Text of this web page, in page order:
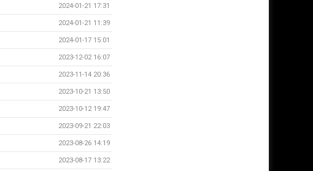
2024-01-21 17:31
2024-01-21 11:39
2024-01-17 15:01
2023-12-02 16:07
2023-11-14 20:36
2023-10-21 13:50
2023-10-12 19:47
2023-09-21 22:03
2023-08-26 14:19
2023-08-17 13:22